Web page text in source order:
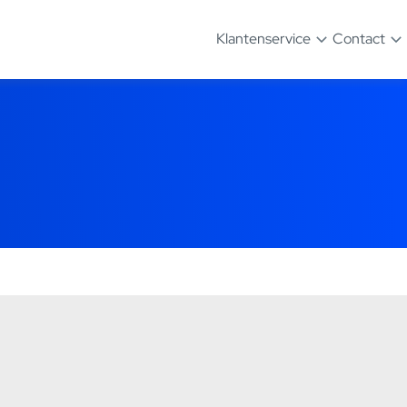
Klantenservice Contact